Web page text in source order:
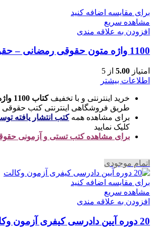
برای مقایسه اضافه کنید
مشاهده سریع
افزودن به علاقه مندی
1100 واژه متون حقوقی رمضانی – حقوق یار
امتیاز 5.00 از 5
اطلاعات بیشتر
خرید اینترنتی و با تخفیفکتاب 1100 واژه متون حقوقی
طریق فروشگاهی اینترنتی کتب حقوقی
برای مشاهده همهکتب انتشار یافته
کلیک نمایید
برای مشاهده کتب تستی و آزمونی
اتمام موجودی
برای مقایسه اضافه کنید
مشاهده سریع
افزودن به علاقه مندی
20 دوره آیین دادرسی کیفری آزمون وکالت – چتردانش